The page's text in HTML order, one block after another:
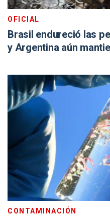
OFICIAL
Brasil endureció las
y Argentina aún
CONTAMINACIÓN